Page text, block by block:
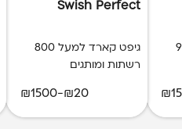
900
Swish Perfect
גיפט קארד למעל 800
רשתות ומותגים
₪20-₪1500